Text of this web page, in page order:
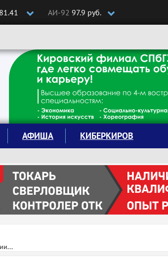
81.41 АИ-92 97.9 руб.
АФИША КИБЕРКИРОВ